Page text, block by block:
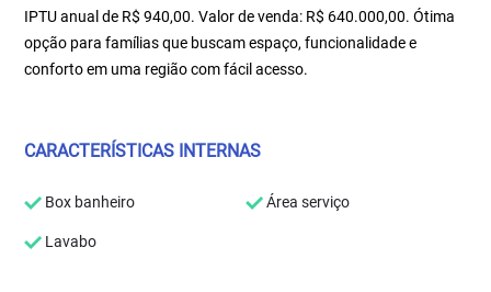
IPTU anual de R$ 940,00. Valor de venda: R$ 640.000,00. Ótima
opção para famílias que buscam espaço, funcionalidade e
conforto em uma região com fácil acesso.
CARACTERÍSTICAS INTERNAS
Box banheiro Área serviço
Lavabo